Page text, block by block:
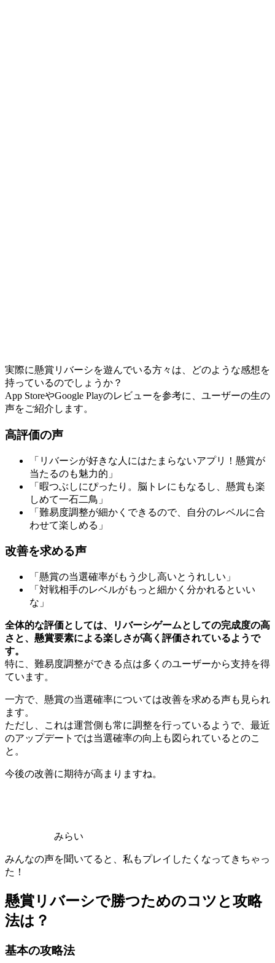
実際に懸賞リバーシを遊んでいる方々は、どのような感想を
持っているのでしょうか？
App StoreやGoogle Playのレビューを参考に、ユーザーの生の
声をご紹介します。
高評価の声
「リバーシが好きな人にはたまらないアプリ！懸賞が
当たるのも魅力的」
「暇つぶしにぴったり。脳トレにもなるし、懸賞も楽
しめて一石二鳥」
「難易度調整が細かくできるので、自分のレベルに合
わせて楽しめる」
改善を求める声
「懸賞の当選確率がもう少し高いとうれしい」
「対戦相手のレベルがもっと細かく分かれるといい
な」
全体的な評価としては、リバーシゲームとしての完成度の高
さと、懸賞要素による楽しさが高く評価されているようで
す。
特に、難易度調整ができる点は多くのユーザーから支持を得
ています。
一方で、懸賞の当選確率については改善を求める声も見られ
ます。
ただし、これは運営側も常に調整を行っているようで、最近
のアップデートでは当選確率の向上も図られているとのこ
と。
今後の改善に期待が高まりますね。
みらい
みんなの声を聞いてると、私もプレイしたくなってきちゃっ
た！
懸賞リバーシで勝つためのコツと攻略
法は？
基本の攻略法